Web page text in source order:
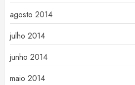
agosto 2014
julho 2014
junho 2014
maio 2014